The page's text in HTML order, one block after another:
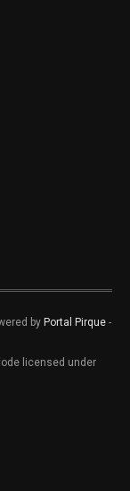
by Portal Pirque -
licensed under